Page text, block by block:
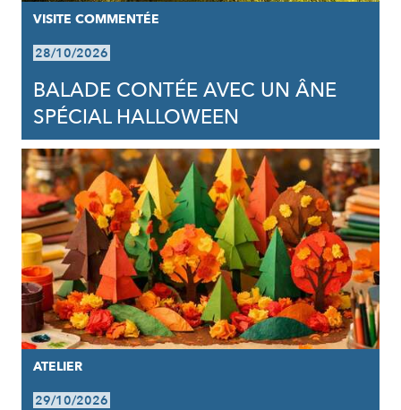
VISITE COMMENTÉE
28/10/2026
BALADE CONTÉE AVEC UN ÂNE
SPÉCIAL HALLOWEEN
ATELIER
29/10/2026